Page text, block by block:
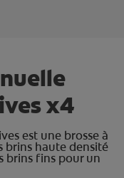
x4
est une brosse à
brins haute densité
brins fins pour un